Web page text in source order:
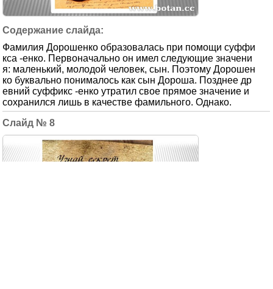
Фамилия Дорошенко образовалась при помощи суффи
кса -енко. Первоначально он имел следующие значени
я: маленький, молодой человек, сын. Поэтому Дорошен
ко буквально понималось как сын Дороша. Позднее др
евний суффикс -енко утратил свое прямое значение и
сохранился лишь в качестве фамильного. Однако.
8